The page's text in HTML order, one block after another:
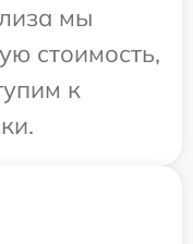
мы
стоимость,
к